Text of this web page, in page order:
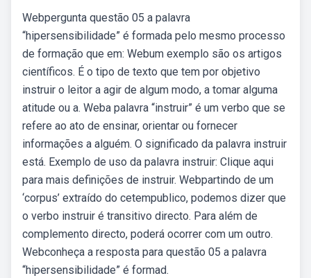
Webpergunta questão 05 a palavra
“hipersensibilidade” é formada pelo mesmo processo
de formação que em: Webum exemplo são os artigos
científicos. É o tipo de texto que tem por objetivo
instruir o leitor a agir de algum modo, a tomar alguma
atitude ou a. Weba palavra “instruir” é um verbo que se
refere ao ato de ensinar, orientar ou fornecer
informações a alguém. O significado da palavra instruir
está. Exemplo de uso da palavra instruir: Clique aqui
para mais definições de instruir. Webpartindo de um
‘corpus’ extraído do cetempublico, podemos dizer que
o verbo instruir é transitivo directo. Para além de
complemento directo, poderá ocorrer com um outro.
Webconheça a resposta para questão 05 a palavra
“hipersensibilidade” é formad.